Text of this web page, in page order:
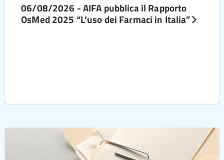
06/08/2026 - AIFA pubblica il Rapporto
OsMed 2025 “L’uso dei Farmaci in Italia”